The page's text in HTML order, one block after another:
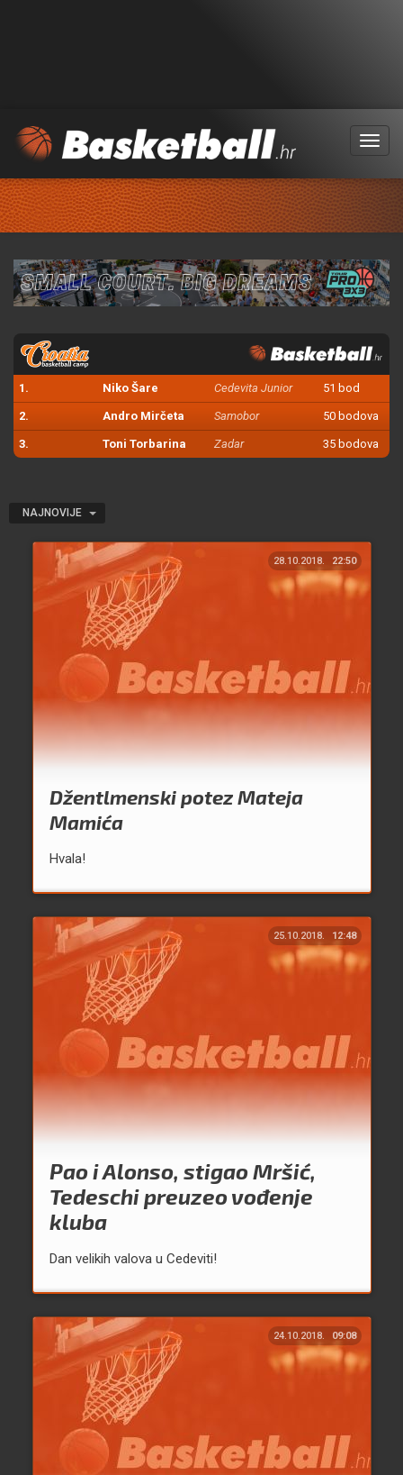
Menu
1. Niko Šare Cedevita Junior 51 bod
2. Andro Mirčeta Samobor 50 bodova
3. Toni Torbarina Zadar 35 bodova
NAJNOVIJE
28.10.2018. 22:50
Džentlmenski potez Mateja
Mamića
Hvala!
25.10.2018. 12:48
Pao i Alonso, stigao Mršić,
Tedeschi preuzeo vođenje
kluba
Dan velikih valova u Cedeviti!
24.10.2018. 09:08